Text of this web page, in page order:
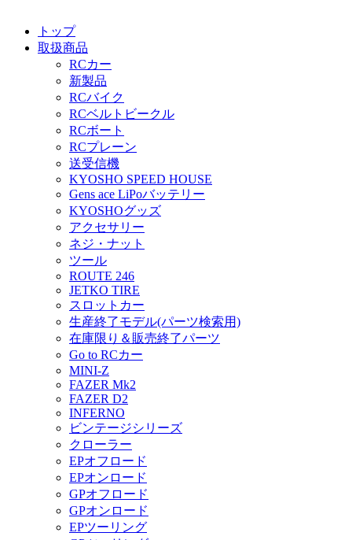
トップ
取扱商品
RCカー
新製品
RCバイク
RCベルトビークル
RCボート
RCプレーン
送受信機
KYOSHO SPEED HOUSE
Gens ace LiPoバッテリー
KYOSHOグッズ
アクセサリー
ネジ・ナット
ツール
ROUTE 246
JETKO TIRE
スロットカー
生産終了モデル(パーツ検索用)
在庫限り＆販売終了パーツ
Go to RCカー
MINI-Z
FAZER Mk2
FAZER D2
INFERNO
ビンテージシリーズ
クローラー
EPオフロード
EPオンロード
GPオフロード
GPオンロード
EPツーリング